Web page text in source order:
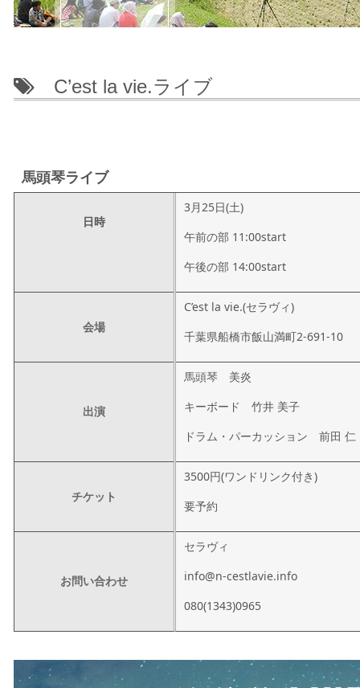
C’est la vie.ライブ
馬頭琴ライブ
日時
3月25日(土)
午前の部 11:00start
午後の部 14:00start
会場
C’est la vie.(セラヴィ)
千葉県船橋市飯山満町2-691-10
出演
馬頭琴 美炎
キーボード 竹井 美子
ドラム・パーカッション 前田 仁
チケット
3500円(ワンドリンク付き)
要予約
お問い合わせ
セラヴィ
info@n-cestlavie.info
080(1343)0965